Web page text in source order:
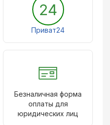
24
Приват24
Безналичная форма
оплаты для
юридических лиц